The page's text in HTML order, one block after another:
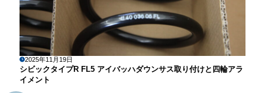
2025年11月19日
シビックタイプR FL5 アイバッハダウンサス取り付けと四輪アラ
イメント